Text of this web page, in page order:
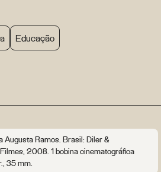
Educação
Augusta Ramos. Brasil: Diler &
2008. 1 bobina cinematográfica
35 mm.